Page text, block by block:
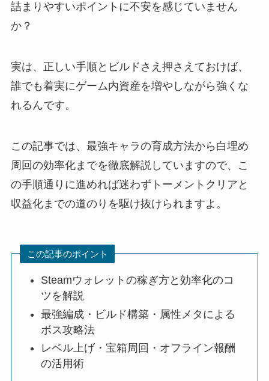
詰まりやすいポイントに不安を感じていません
か？
実は、正しい手順とビルドさえ押さえておけば、
誰でも着実にゲーム内資産を増やしながら強くな
れるんです。
この記事では、最強キャラの育成方法から白埋め
周回の効率化までを徹底解説していますので、こ
の手順通りに進めれば迷わずトーメントクリアと
収益化までの道のりを駆け抜けられますよ。
この記事のポイント
Steamウォレットの稼ぎ方と効率化のコ
ツを解説
最強編成・ビルド構築・属性メタによる
ボス攻略法
レベル上げ・宝箱周回・オフライン報酬
の活用術